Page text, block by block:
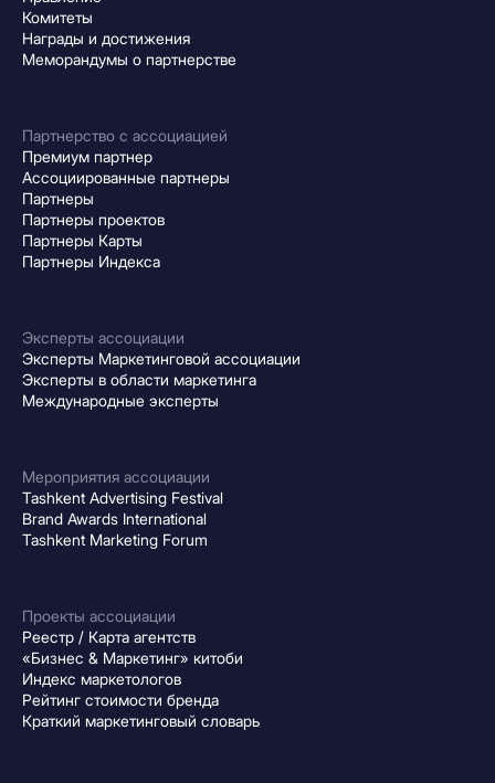
Комитеты
Награды и достижения
Меморандумы о партнерстве
Партнерство с ассоциацией
Премиум партнер
Ассоциированные партнеры
Партнеры
Партнеры проектов
Партнеры Карты
Партнеры Индекса
Эксперты ассоциации
Эксперты Маркетинговой ассоциации
Эксперты в области маркетинга
Международные эксперты
Мероприятия ассоциации
Tashkent Advertising Festival
Brand Awards International
Tashkent Marketing Forum
Проекты ассоциации
Реестр / Карта агентств
«Бизнес & Маркетинг» китоби
Индекс маркетологов
Рейтинг стоимости бренда
Краткий маркетинговый словарь